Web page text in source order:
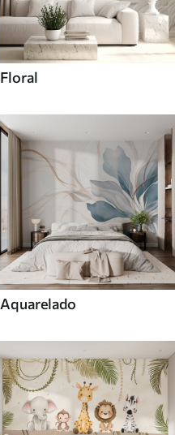
Floral
Aquarelado